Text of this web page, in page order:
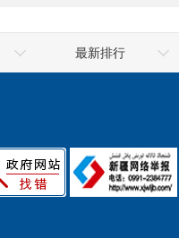
府
最新排行
信用中国（新疆·十大网赌
app排行榜）